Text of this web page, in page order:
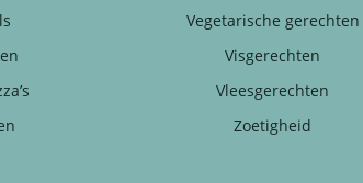
Vegetarische gerechten
Visgerechten
Vleesgerechten
Zoetigheid